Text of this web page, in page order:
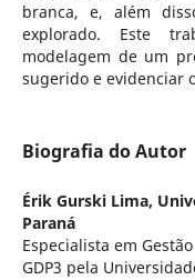
branca, e, além
explorado. Este
modelagem de um
sugerido e evidenciar
Biografia do Autor
Érik Gurski Lima,
Paraná
Especialista em
GDP3 pela